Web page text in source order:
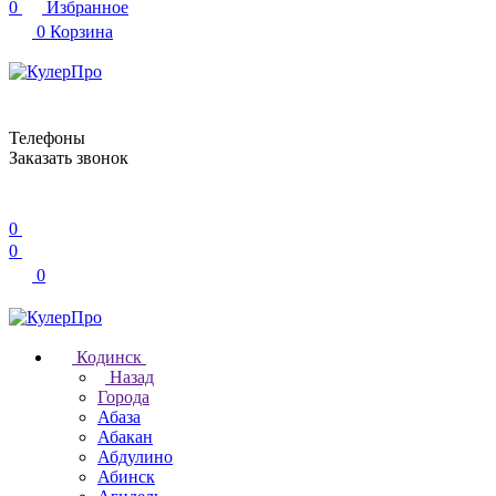
0
Избранное
0 Корзина
Телефоны
Заказать звонок
0
0
0
Кодинск
Назад
Города
Абаза
Абакан
Абдулино
Абинск